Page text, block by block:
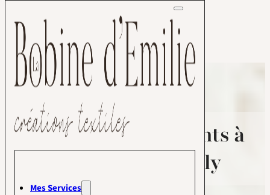
Passer au pied de page
Mes Services
Retouche de vêtements à
Givry, Chagny et Rully